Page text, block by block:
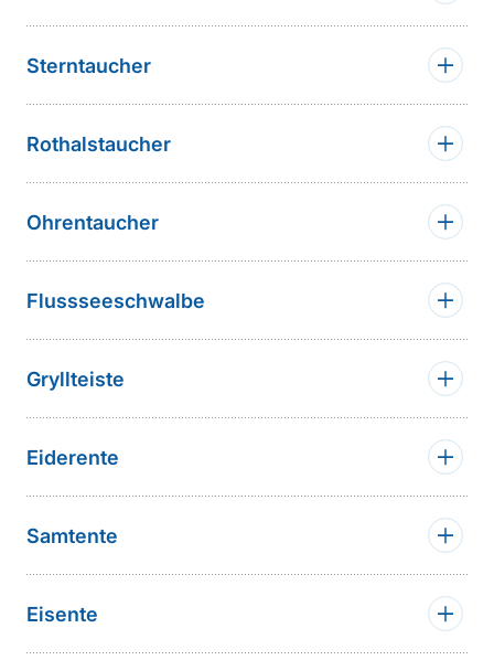
Sterntaucher
Rothalstaucher
Ohrentaucher
Flussseeschwalbe
Gryllteiste
Eiderente
Samtente
Eisente